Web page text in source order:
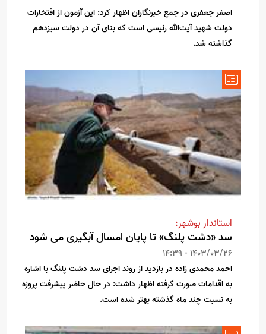
اصغر جعفری در جمع خبرنگاران اظهار کرد: این آزمون از افتخارات
دولت شهید آیت‌الله رئیسی است که بنای آن در دولت سیزدهم
گذاشته شد.
استاندار بوشهر:
سد «دشت پلنگ» تا پایان امسال آبگیری می شود
1403/03/26 - 14:39
احمد محمدی زاده در بازدید از روند اجرای سد دشت پلنگ با اشاره
به اقدامات صورت گرفته اظهار داشت: در حال حاضر پیشرفت پروژه
به نسبت چند ماه گذشته بهتر شده است.